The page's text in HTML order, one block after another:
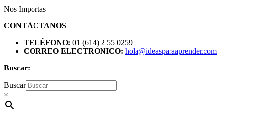
Nos Importas
CONTÁCTANOS
TELÉFONO: 01 (614) 2 55 0259
CORREO ELECTRONICO: hola@ideasparaaprender.com
Buscar:
Buscar
×